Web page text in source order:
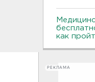
как
РЕКЛАМА